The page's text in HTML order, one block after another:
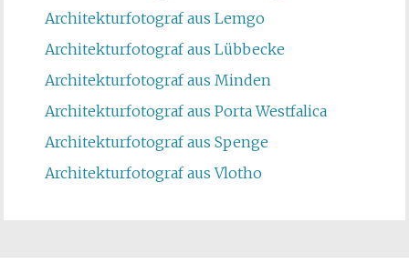
Architekturfotograf aus Lemgo
Architekturfotograf aus Lübbecke
Architekturfotograf aus Minden
Architekturfotograf aus Porta Westfalica
Architekturfotograf aus Spenge
Architekturfotograf aus Vlotho